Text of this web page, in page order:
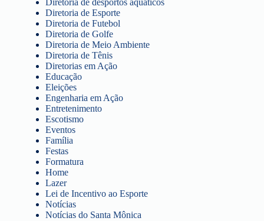
Diretoria de Esporte
Diretoria de Futebol
Diretoria de Golfe
Diretoria de Meio Ambiente
Diretoria de Tênis
Diretorias em Ação
Educação
Eleições
Engenharia em Ação
Entretenimento
Escotismo
Eventos
Família
Festas
Formatura
Home
Lazer
Lei de Incentivo ao Esporte
Notícias
Notícias do Santa Mônica